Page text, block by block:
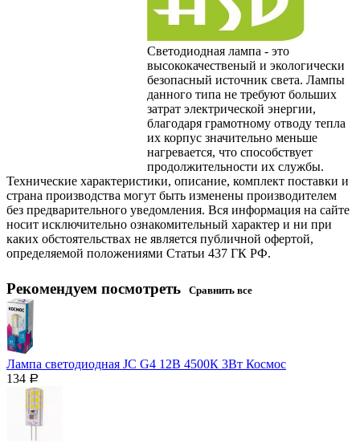
Светодиодная лампа - это
высококачественый и экологически
безопасный источник света. Лампы
данного типа не требуют больших
затрат электрической энергии,
благодаря грамотному отводу тепла
их корпус значительно меньше
нагревается, что способствует
продолжительности их службы.
Технические характеристики, описание, комплект поставки и
страна производства могут быть изменены производителем
без предварительного уведомления. Вся информация на сайте
носит исключительно ознакомительный характер и ни при
каких обстоятельствах не является публичной офертой,
определяемой положениями Статьи 437 ГК РФ.
Рекомендуем посмотреть Сравнить все
Лампа светодиодная JC G4 12В 4500К 3Вт Космос
134 Р